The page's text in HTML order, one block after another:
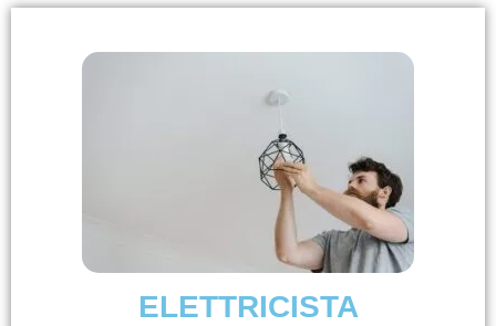
ELETTRICISTA